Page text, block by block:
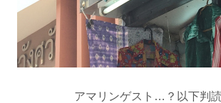
アマリンゲスト…？以下判